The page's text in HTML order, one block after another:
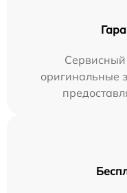
Сервисный
оригинальные